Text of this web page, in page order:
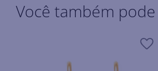
Você também